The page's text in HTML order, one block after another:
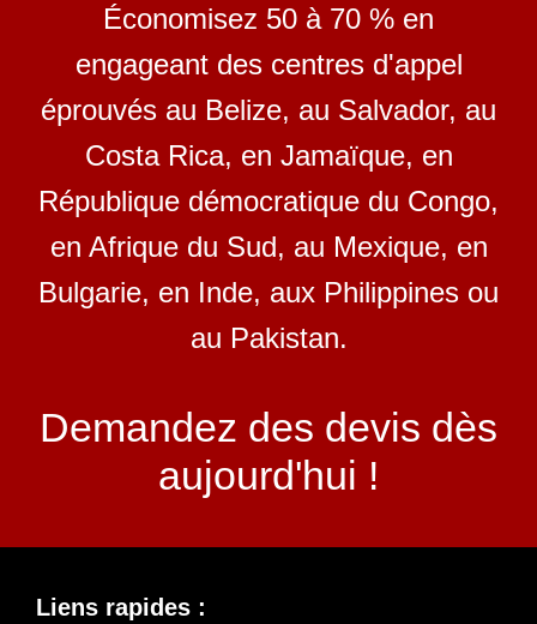
Économisez 50 à 70 % en
engageant des centres d'appel
éprouvés au Belize, au Salvador, au
Costa Rica, en Jamaïque, en
République démocratique du Congo,
en Afrique du Sud, au Mexique, en
Bulgarie, en Inde, aux Philippines ou
au Pakistan.
Demandez des devis dès
aujourd'hui !
Liens rapides :